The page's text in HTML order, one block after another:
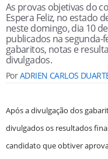
As provas objetivas do
Espera Feliz, no estado
neste domingo, dia 10
publicados na segunda-
gabaritos, notas e
divulgados.
PorADRIEN CARLOS
Após a divulgação dos
divulgados os resultados
candidato que obtiver